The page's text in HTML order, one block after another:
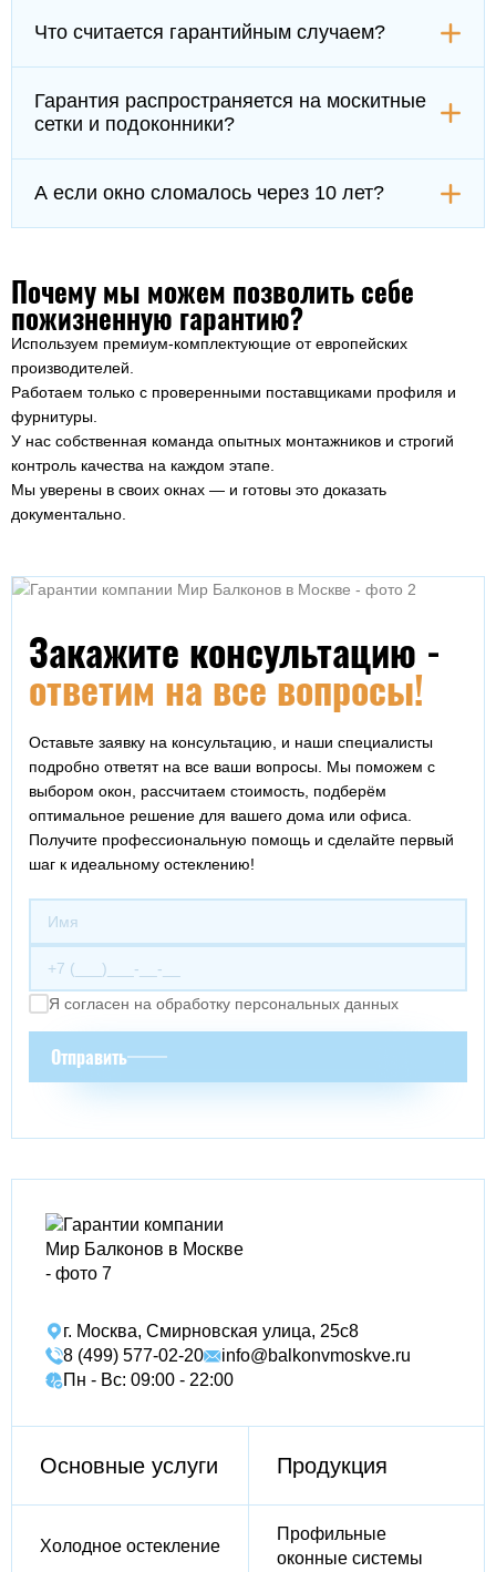
Что считается гарантийным случаем?
Например, трещина стеклопакета без механического
повреждения, провисание створки, заедание фурнитуры —
Гарантия распространяется на москитные
сетки и подоконники?
Например, трещина стеклопакета без механического
А если окно сломалось через 10 лет?
повреждения, провисание створки, заедание фурнитуры —
если это результат заводского брака или неправильной
установки, мы всё исправим бесплатно.
Почему мы можем позволить себе
пожизненную гарантию?
Используем премиум-комплектующие от европейских
производителей.
Работаем только с проверенными поставщиками профиля и
фурнитуры.
У нас собственная команда опытных монтажников и строгий
контроль качества на каждом этапе.
Мы уверены в своих окнах — и готовы это доказать
документально.
Закажите консультацию -
ответим на все вопросы!
Оставьте заявку на консультацию, и наши специалисты
подробно ответят на все ваши вопросы. Мы поможем с
выбором окон, рассчитаем стоимость, подберём
оптимальное решение для вашего дома или офиса.
Получите профессиональную помощь и сделайте первый
шаг к идеальному остеклению!
Я согласен на обработку персональных данных
Отправить
г. Москва, Смирновская улица, 25с8
8 (499) 577-02-20
info@balkonvmoskve.ru
Пн - Вс: 09:00 - 22:00
Основные услуги
Холодное остекление
Продукция
Профильные
оконные системы